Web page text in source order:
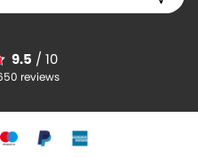
9.5 / 10
reviews